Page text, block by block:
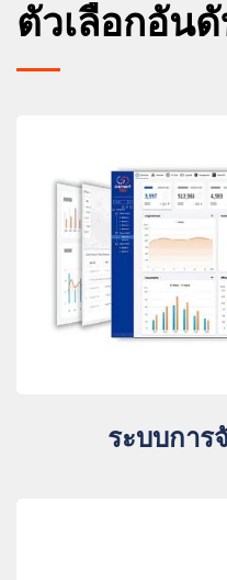
ตัวเลือกอัน
ระบบการ